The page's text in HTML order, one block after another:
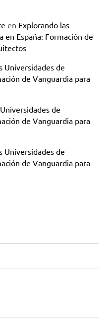
en Explorando las
España: Formación de
Universidades de
de Vanguardia para
de
de Vanguardia para
Universidades de
de Vanguardia para